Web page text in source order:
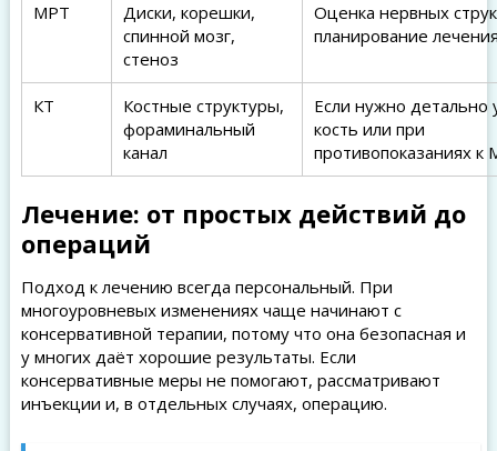
МРТ
Диски, корешки,
спинной мозг,
стеноз
Оценка нервных
планирование
КТ
Костные структуры,
фораминальный
канал
Если нужно детально
кость или при
противопоказаниях к
Лечение: от простых действий до
операций
Подход к лечению всегда персональный. При
многоуровневых изменениях чаще начинают с
консервативной терапии, потому что она безопасная и
у многих даёт хорошие результаты. Если
консервативные меры не помогают, рассматривают
инъекции и, в отдельных случаях, операцию.